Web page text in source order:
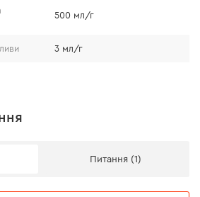
500 мл/г
3 мл/г
Питання (1)